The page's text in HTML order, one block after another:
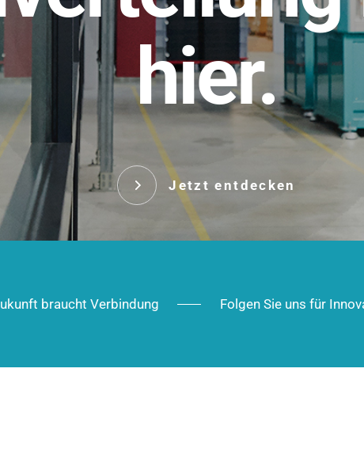
hier.
Jetzt entdecken
Robust im Alltag,
im Ausbau.
Das innovative
robust, IP-
Jetzt
braucht Verbindung Folgen Sie uns für